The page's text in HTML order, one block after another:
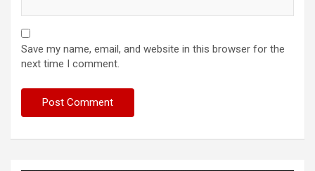
Save my name, email, and website in this browser for the
next time I comment.